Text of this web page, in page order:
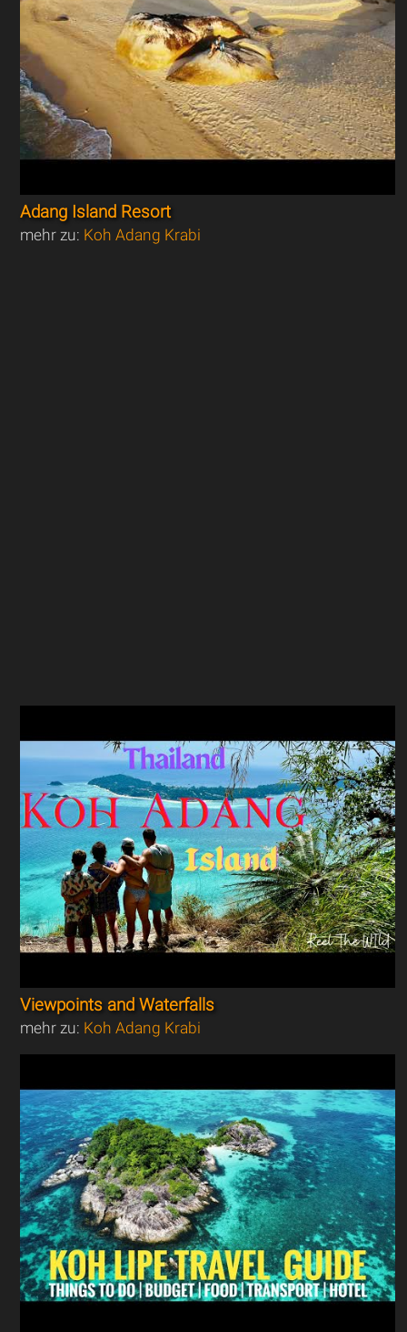
Adang Island Resort
mehr zu: Koh Adang Krabi
Viewpoints and Waterfalls
mehr zu: Koh Adang Krabi